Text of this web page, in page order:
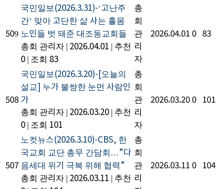
509
국민일보(2026.3.31)-‘고난주
간’ 맞아 고단한 삶 사는 홀몸
노인들 벗 돼준 대조동교회들
총회 관리자 | 2026.04.01 | 추천
0 | 조회 83
총
회
관
리
자
2026.04.010 83
508
국민일보(2026.3.20)-[오늘의
설교] 누가 불쌍한 눈먼 사람인
가
총회 관리자 | 2026.03.20 | 추천
0 | 조회 101
총
회
관
리
자
2026.03.200 101
507
노컷뉴스(2026.3.10)-CBS, 한
국교회 교단 총무 간담회…”다
음세대 위기 극복 위해 협력”
총회 관리자 | 2026.03.11 | 추천
총
회
관
리
2026.03.110 104